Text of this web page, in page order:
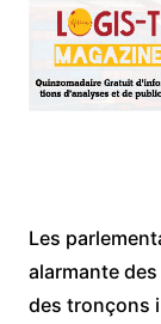
Les
alarmante
des tronçons